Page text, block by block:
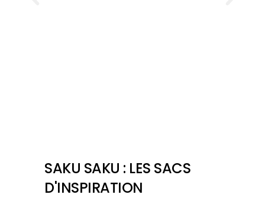
SAKU SAKU : LES SACS
D'INSPIRATION